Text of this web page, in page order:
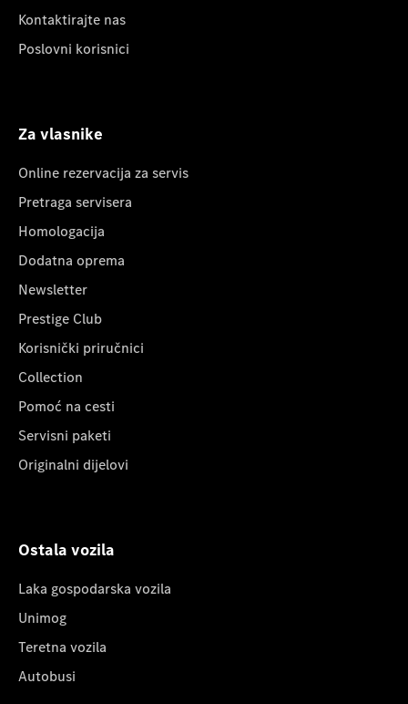
Kontaktirajte nas
Poslovni korisnici
Za vlasnike
Online rezervacija za servis
Pretraga servisera
Homologacija
Dodatna oprema
Newsletter
Prestige Club
Korisnički priručnici
Collection
Pomoć na cesti
Servisni paketi
Originalni dijelovi
Ostala vozila
Laka gospodarska vozila
Unimog
Teretna vozila
Autobusi